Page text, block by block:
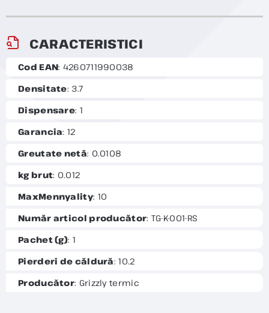
CARACTERISTICI
Cod EAN: 4260711990038
Densitate: 3.7
Dispensare: 1
Garancia: 12
Greutate netă: 0.0108
kg brut: 0.012
MaxMennyality: 10
Număr articol producător: TG-K-001-RS
Pachet (g): 1
Pierderi de căldură: 10.2
Producător: Grizzly termic